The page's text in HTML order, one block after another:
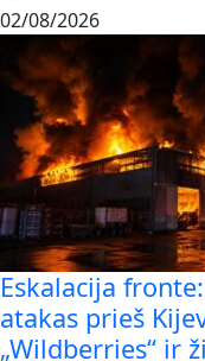
02/08/2026
Eskalacija
atakas prieš
„Wildberries“ ir